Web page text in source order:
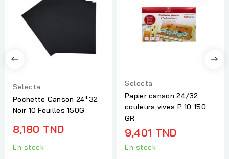
Selecta
Pochette Canson 24*32
Noir 10 Feuilles 150G
8,180 TND
En stock
Selecta
Papier canson 24/32
couleurs vives P 10 150
GR
9,401 TND
En stock